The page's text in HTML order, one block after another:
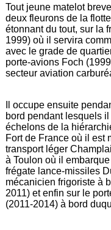
Tout jeune matelot
deux fleurons de la
étonnant du tout, sur la
1999) où il servira
avec le grade de
porte-avions Foch
secteur aviation
Il occupe ensuite
bord pendant lesquels
échelons de la
Fort de France où il est
transport léger
à Toulon où il
frégate lance-missiles
mécanicien frigoriste à
2011) et enfin sur le
(2011-2014) à bord